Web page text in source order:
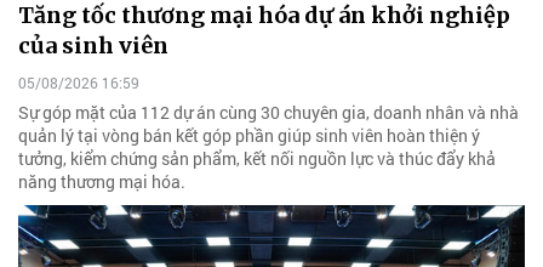
Tăng tốc thương mại hóa dự án khởi nghiệp
của sinh viên
05/08/2026 16:59
Sự góp mặt của 112 dự án cùng 30 chuyên gia, doanh nhân và nhà
quản lý tại vòng bán kết góp phần giúp sinh viên hoàn thiện ý
tưởng, kiểm chứng sản phẩm, kết nối nguồn lực và thúc đẩy khả
năng thương mại hóa.